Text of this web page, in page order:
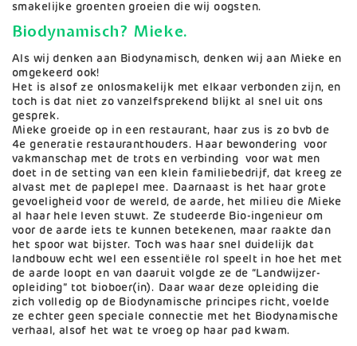
smakelijke groenten groeien die wij oogsten.
Biodynamisch? Mieke.
Als wij denken aan Biodynamisch, denken wij aan Mieke en
omgekeerd ook!
Het is alsof ze onlosmakelijk met elkaar verbonden zijn, en
toch is dat niet zo vanzelfsprekend blijkt al snel uit ons
gesprek.
Mieke groeide op in een restaurant, haar zus is zo bvb de
4e generatie restauranthouders. Haar bewondering voor
vakmanschap met de trots en verbinding voor wat men
doet in de setting van een klein familiebedrijf, dat kreeg ze
alvast met de paplepel mee. Daarnaast is het haar grote
gevoeligheid voor de wereld, de aarde, het milieu die Mieke
al haar hele leven stuwt. Ze studeerde Bio-ingenieur om
voor de aarde iets te kunnen betekenen, maar raakte dan
het spoor wat bijster. Toch was haar snel duidelijk dat
landbouw echt wel een essentiële rol speelt in hoe het met
de aarde loopt en van daaruit volgde ze de “Landwijzer-
opleiding” tot bioboer(in). Daar waar deze opleiding die
zich volledig op de Biodynamische principes richt, voelde
ze echter geen speciale connectie met het Biodynamische
verhaal, alsof het wat te vroeg op haar pad kwam.